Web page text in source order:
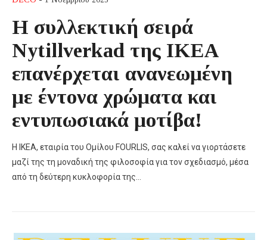
Η συλλεκτική σειρά
Nytillverkad της IKEA
επανέρχεται ανανεωμένη
με έντονα χρώματα και
εντυπωσιακά μοτίβα!
Η ΙΚΕΑ, εταιρία του Ομίλου FOURLIS, σας καλεί να γιορτάσετε
μαζί της τη μοναδική της φιλοσοφία για τον σχεδιασμό, μέσα
από τη δεύτερη κυκλοφορία της…